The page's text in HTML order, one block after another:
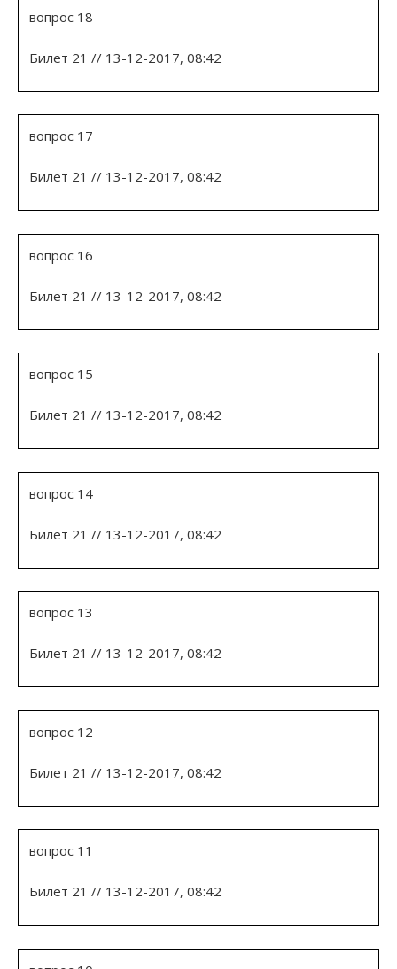
вопрос 18
Билет 21 // 13-12-2017, 08:42
вопрос 17
Билет 21 // 13-12-2017, 08:42
вопрос 16
Билет 21 // 13-12-2017, 08:42
вопрос 15
Билет 21 // 13-12-2017, 08:42
вопрос 14
Билет 21 // 13-12-2017, 08:42
вопрос 13
Билет 21 // 13-12-2017, 08:42
вопрос 12
Билет 21 // 13-12-2017, 08:42
вопрос 11
Билет 21 // 13-12-2017, 08:42